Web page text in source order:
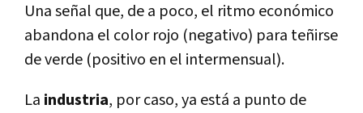
Una señal que, de a poco, el ritmo económico
abandona el color rojo (negativo) para teñirse
de verde (positivo en el intermensual).
La industria, por caso, ya está a punto de